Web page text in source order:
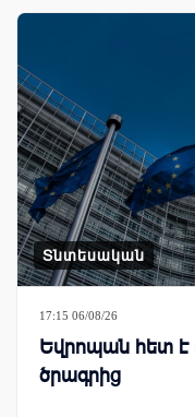
Տնտեսական
17:15 06/08/26
Եվրոպան հետ է
ծրագրից